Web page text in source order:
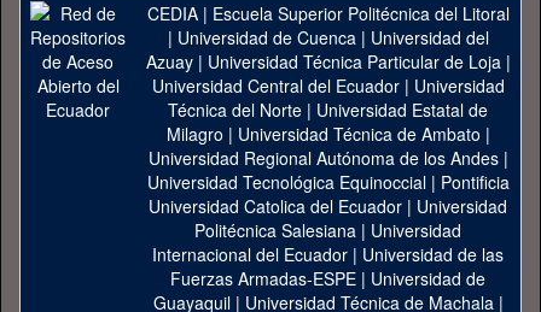
CEDIA| Escuela Superior Politécnica del Litoral
| Universidad de Cuenca| Universidad del
Azuay| Universidad Técnica Particular de Loja|
Universidad Central del Ecuador| Universidad
Técnica del Norte | Universidad Estatal de
Milagro | Universidad Técnica de Ambato |
Universidad Regional Autónoma de los Andes|
Universidad Tecnológica Equinoccial| Pontificia
Universidad Catolica del Ecuador | Universidad
Politécnica Salesiana | Universidad
Internacional del Ecuador | Universidad de las
Fuerzas Armadas-ESPE | Universidad de
Guayaquil| Universidad Técnica de Machala|